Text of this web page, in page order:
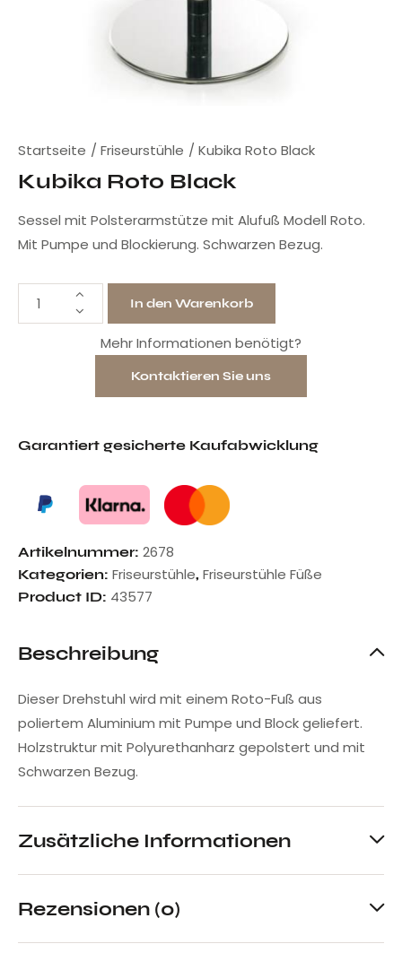
Startseite Friseurstühle Kubika Roto Black
Kubika Roto Black
Sessel mit Polsterarmstütze mit Alufuß Modell Roto.
Mit Pumpe und Blockierung. Schwarzen Bezug.
In den Warenkorb
Mehr Informationen benötigt?
Kontaktieren Sie uns
Garantiert gesicherte Kaufabwicklung
Artikelnummer: 2678
Kategorien: Friseurstühle, Friseurstühle Füße
Product ID: 43577
Beschreibung
Dieser Drehstuhl wird mit einem Roto-Fuß aus
poliertem Aluminium mit Pumpe und Block geliefert.
Holzstruktur mit Polyurethanharz gepolstert und mit
Schwarzen Bezug.
Zusätzliche Informationen
Rezensionen (0)